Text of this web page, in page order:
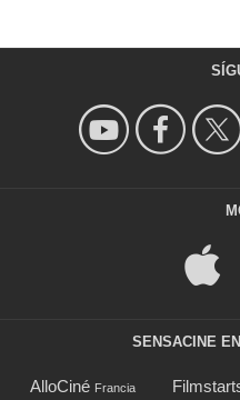
SENSACINE
AlloCiné Francia